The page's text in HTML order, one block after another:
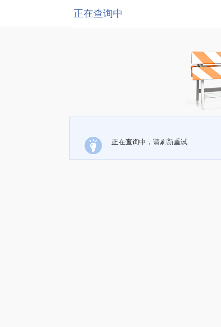
正在查询中
正在查询中，请刷新重试